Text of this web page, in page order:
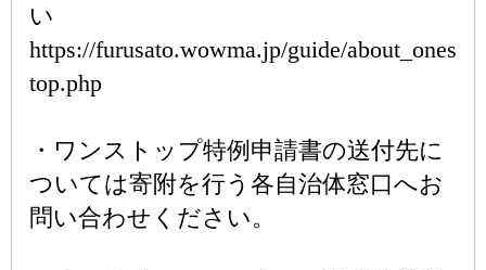
い
https://furusato.wowma.jp/guide/about_ones
top.php
・ワンストップ特例申請書の送付先に
ついては寄附を行う各自治体窓口へお
問い合わせください。